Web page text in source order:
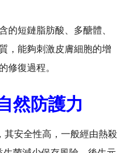
的短鏈脂肪酸、多醣體、
，能夠刺激皮膚細胞的增
修復過程。
然防護力
安全性高，一般經由熱殺